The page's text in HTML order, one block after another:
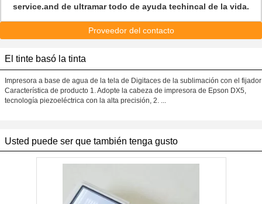
service.and de ultramar todo de ayuda techincal de la vida.
Proveedor del contacto
El tinte basó la tinta
Impresora a base de agua de la tela de Digitaces de la sublimación con el fijador
Característica de producto 1. Adopte la cabeza de impresora de Epson DX5,
tecnología piezoeléctrica con la alta precisión, 2. ...
Usted puede ser que también tenga gusto